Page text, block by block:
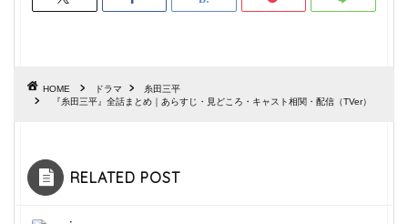
HOME ドラマ
糸田三平
『糸田三平』全話まとめ｜あらすじ・見どころ・キャスト相関・配信（TVer）
RELATED POST